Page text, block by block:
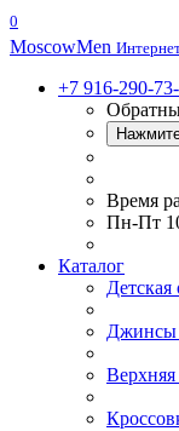
0
MoscowMen
+7 916-290-
Время
Пн-Пт
Каталог
Детская
Джинсы